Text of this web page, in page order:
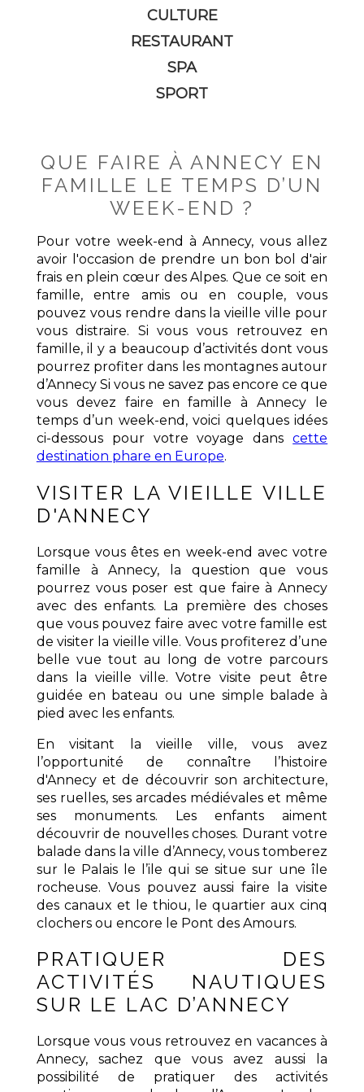
CULTURE
RESTAURANT
SPA
SPORT
QUE FAIRE À ANNECY EN
FAMILLE LE TEMPS D’UN
WEEK-END ?
Pour votre week-end à Annecy, vous allez
avoir l'occasion de prendre un bon bol d'air
frais en plein cœur des Alpes. Que ce soit en
famille, entre amis ou en couple, vous
pouvez vous rendre dans la vieille ville pour
vous distraire. Si vous vous retrouvez en
famille, il y a beaucoup d’activités dont vous
pourrez profiter dans les montagnes autour
d’Annecy Si vous ne savez pas encore ce que
vous devez faire en famille à Annecy le
temps d’un week-end, voici quelques idées
ci-dessous pour votre voyage danscette
destination phare en Europe.
VISITER LA VIEILLE VILLE
D'ANNECY
Lorsque vous êtes en week-end avec votre
famille à Annecy, la question que vous
pourrez vous poser est que faire à Annecy
avec des enfants. La première des choses
que vous pouvez faire avec votre famille est
de visiter la vieille ville. Vous profiterez d’une
belle vue tout au long de votre parcours
dans la vieille ville. Votre visite peut être
guidée en bateau ou une simple balade à
pied avec les enfants.
En visitant la vieille ville, vous avez
l’opportunité de connaître l’histoire
d'Annecy et de découvrir son architecture,
ses ruelles, ses arcades médiévales et même
ses monuments. Les enfants aiment
découvrir de nouvelles choses. Durant votre
balade dans la ville d’Annecy, vous tomberez
sur le Palais le l’ile qui se situe sur une île
rocheuse. Vous pouvez aussi faire la visite
des canaux et le thiou, le quartier aux cinq
clochers ou encore le Pont des Amours.
PRATIQUER DES
ACTIVITÉS NAUTIQUES
SUR LE LAC D’ANNECY
Lorsque vous vous retrouvez en vacances à
Annecy, sachez que vous avez aussi la
possibilité de pratiquer des activités